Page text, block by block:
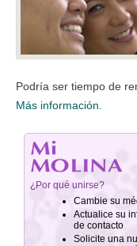
Podría ser tiempo de
Más información.